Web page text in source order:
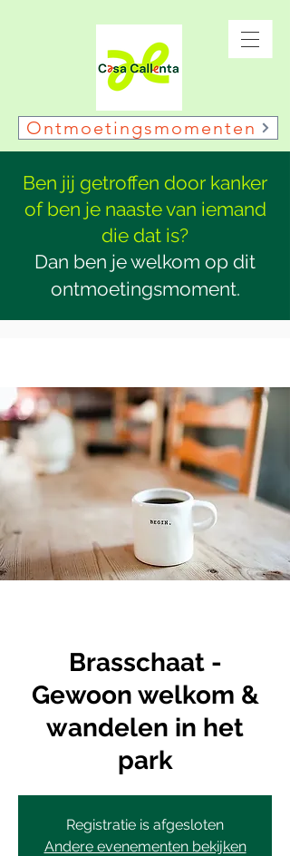
Ontmoetingsmomenten
Ben jij getroffen door kanker
of ben je naaste van iemand
die dat is?
Dan ben je welkom op dit
ontmoetingsmoment.
Brasschaat -
Gewoon welkom &
wandelen in het
park
Registratie is afgesloten
Andere evenementen bekijken